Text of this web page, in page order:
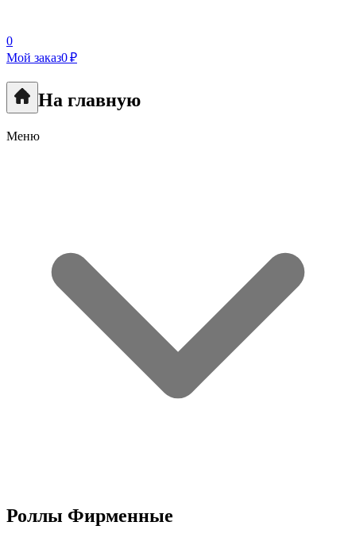
0
Мой заказ0 ₽
На главную
Меню
Роллы Фирменные